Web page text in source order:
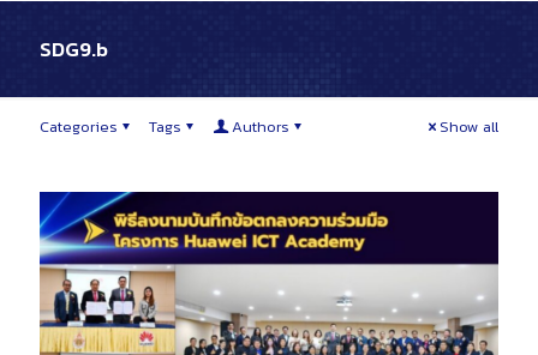
SDG9.b
Categories Tags Authors Show all